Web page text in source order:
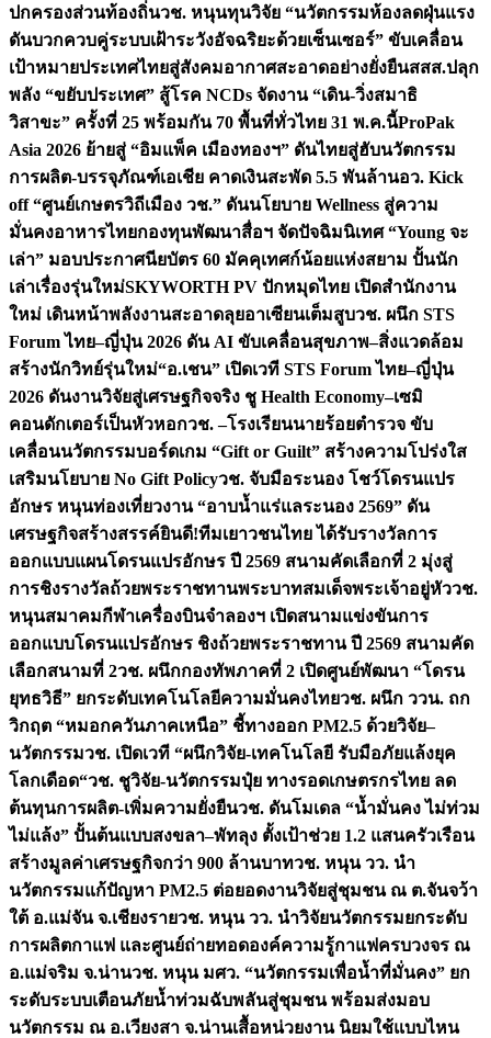
ปกครองส่วนท้องถิ่นวช. หนุนทุนวิจัย “นวัตกรรมห้องลดฝุ่นแรง
ดันบวกควบคู่ระบบเฝ้าระวังอัจฉริยะด้วยเซ็นเซอร์” ขับเคลื่อน
เป้าหมายประเทศไทยสู่สังคมอากาศสะอาดอย่างยั่งยืนสสส.ปลุก
พลัง “ขยับประเทศ” สู้โรค NCDs จัดงาน “เดิน-วิ่งสมาธิ
วิสาขะ” ครั้งที่ 25 พร้อมกัน 70 พื้นที่ทั่วไทย 31 พ.ค.นี้ProPak
Asia 2026 ย้ายสู่ “อิมแพ็ค เมืองทองฯ” ดันไทยสู่ฮับนวัตกรรม
การผลิต-บรรจุภัณฑ์เอเชีย คาดเงินสะพัด 5.5 พันล้านอว. Kick
off “ศูนย์เกษตรวิถีเมือง วช.” ดันนโยบาย Wellness สู่ความ
มั่นคงอาหารไทยกองทุนพัฒนาสื่อฯ จัดปัจฉิมนิเทศ “Young จะ
เล่า” มอบประกาศนียบัตร 60 มัคคุเทศก์น้อยแห่งสยาม ปั้นนัก
เล่าเรื่องรุ่นใหม่SKYWORTH PV ปักหมุดไทย เปิดสำนักงาน
ใหม่ เดินหน้าพลังงานสะอาดลุยอาเซียนเต็มสูบวช. ผนึก STS
Forum ไทย–ญี่ปุ่น 2026 ดัน AI ขับเคลื่อนสุขภาพ–สิ่งแวดล้อม
สร้างนักวิทย์รุ่นใหม่“อ.เชน” เปิดเวที STS Forum ไทย–ญี่ปุ่น
2026 ดันงานวิจัยสู่เศรษฐกิจจริง ชู Health Economy–เซมิ
คอนดักเตอร์เป็นหัวหอกวช. –โรงเรียนนายร้อยตำรวจ ขับ
เคลื่อนนวัตกรรมบอร์ดเกม “Gift or Guilt” สร้างความโปร่งใส
เสริมนโยบาย No Gift Policyวช. จับมือระนอง โชว์โดรนแปร
อักษร หนุนท่องเที่ยวงาน “อาบน้ำแร่แลระนอง 2569” ดัน
เศรษฐกิจสร้างสรรค์ยินดี!ทีมเยาวชนไทย ได้รับรางวัลการ
ออกแบบแผนโดรนแปรอักษร ปี 2569 สนามคัดเลือกที่ 2 มุ่งสู่
การชิงรางวัลถ้วยพระราชทานพระบาทสมเด็จพระเจ้าอยู่หัววช.
หนุนสมาคมกีฬาเครื่องบินจำลองฯ เปิดสนามแข่งขันการ
ออกแบบโดรนแปรอักษร ชิงถ้วยพระราชทาน ปี 2569 สนามคัด
เลือกสนามที่ 2วช. ผนึกกองทัพภาคที่ 2 เปิดศูนย์พัฒนา “โดรน
ยุทธวิธี” ยกระดับเทคโนโลยีความมั่นคงไทยวช. ผนึก ววน. ถก
วิกฤต “หมอกควันภาคเหนือ” ชี้ทางออก PM2.5 ด้วยวิจัย–
นวัตกรรมวช. เปิดเวที “ผนึกวิจัย-เทคโนโลยี รับมือภัยแล้งยุค
โลกเดือด“วช. ชูวิจัย-นวัตกรรมปุ๋ย ทางรอดเกษตรกรไทย ลด
ต้นทุนการผลิต-เพิ่มความยั่งยืนวช. ดันโมเดล “น้ำมั่นคง ไม่ท่วม
ไม่แล้ง” ปั้นต้นแบบสงขลา–พัทลุง ตั้งเป้าช่วย 1.2 แสนครัวเรือน
สร้างมูลค่าเศรษฐกิจกว่า 900 ล้านบาทวช. หนุน วว. นำ
นวัตกรรมแก้ปัญหา PM2.5 ต่อยอดงานวิจัยสู่ชุมชน ณ ต.จันจว้า
ใต้ อ.แม่จัน จ.เชียงรายวช. หนุน วว. นำวิจัยนวัตกรรมยกระดับ
การผลิตกาแฟ และศูนย์ถ่ายทอดองค์ความรู้กาแฟครบวงจร ณ
อ.แม่จริม จ.น่านวช. หนุน มศว. “นวัตกรรมเพื่อน้ำที่มั่นคง” ยก
ระดับระบบเตือนภัยน้ำท่วมฉับพลันสู่ชุมชน พร้อมส่งมอบ
นวัตกรรม ณ อ.เวียงสา จ.น่านเสื้อหน่วยงาน นิยมใช้แบบไหน